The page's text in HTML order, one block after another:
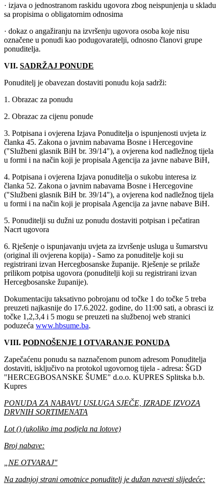
· izjava o jednostranom raskidu ugovora zbog neispunjenja u skladu
sa propisima o obligatornim odnosima
· dokaz o angažiranju na izvršenju ugovora osoba koje nisu
označene u ponudi kao podugovaratelji, odnosno članovi grupe
ponuditelja.
VII. SADRŽAJ PONUDE
Ponuditelj je obavezan dostaviti ponudu koja sadrži:
1. Obrazac za ponudu
2. Obrazac za cijenu ponude
3. Potpisana i ovjerena Izjava Ponuditelja o ispunjenosti uvjeta iz
članka 45. Zakona o javnim nabavama Bosne i Hercegovine
("Službeni glasnik BiH br. 39/14"), a ovjerena kod nadležnog tijela
u formi i na način koji je propisala Agencija za javne nabave BiH,
4. Potpisana i ovjerena Izjava ponuditelja o sukobu interesa iz
članka 52. Zakona o javnim nabavama Bosne i Hercegovine
("Službeni glasnik BiH br. 39/14"), a ovjerena kod nadležnog tijela
u formi i na način koji je propisala Agencija za javne nabave BiH.
5. Ponuditelji su dužni uz ponudu dostaviti potpisan i pečatiran
Nacrt ugovora
6. Rješenje o ispunjavanju uvjeta za izvršenje usluga u šumarstvu
(original ili ovjerena kopija) - Samo za ponuditelje koji su
registrirani izvan Hercegbosanske županije. Rješenje se prilaže
prilikom potpisa ugovora (ponuditelji koji su registrirani izvan
Hercegbosanske županije).
Dokumentaciju taksativno pobrojanu od točke 1 do točke 5 treba
preuzeti najkasnije do 17‎.6.2022‎. godine, do 11:00 sati, a obrasci iz
točke 1,2,3,4 i 5 mogu se preuzeti na službenoj web stranici
poduzeća www.hbsume.ba.
VIII. PODNOŠENJE I OTVARANJE PONUDA
Zapečaćenu ponudu sa naznačenom punom adresom Ponuditelja
dostaviti, isključivo na protokol ugovornog tijela - adresa: ŠGD
"HERCEGBOSANSKE ŠUME" d.o.o. KUPRES Splitska b.b.
Kupres
PONUDA ZA NABAVU USLUGA SJEČE, IZRADE IZVOZA
DRVNIH SORTIMENATA
Lot () (ukoliko ima podjela na lotove)
Broj nabave:
„NE OTVARAJ"
Na zadnjoj strani omotnice ponuditelj je dužan navesti slijedeće: